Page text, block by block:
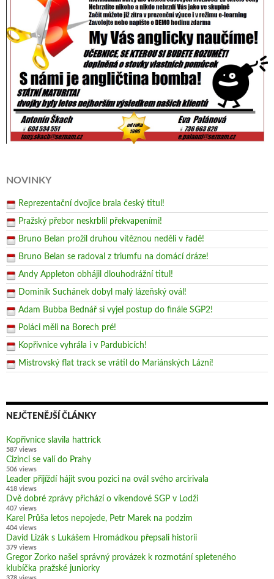
NOVINKY
Reprezentační dvojice brala český titul!
Pražský přebor neskrblil překvapeními!
Bruno Belan prožil druhou vítěznou neděli v řadě!
Bruno Belan se radoval z triumfu na domácí dráze!
Andy Appleton obhájil dlouhodrážní titul!
Dominik Suchánek dobyl malý lázeňský ovál!
Adam Bubba Bednář si vyjel postup do finále SGP2!
Poláci měli na Borech pré!
Kopřivnice vyhrála i v Pardubicích!
Mistrovský flat track se vrátil do Mariánských Lázní!
NEJČTENĚJŠÍ ČLÁNKY
Kopřivnice slavila hattrick
587 views
Cizinci se valí do Prahy
506 views
Leader přijíždí hájit svou pozici na ovál svého arcirivala
418 views
Dvě dobré zprávy přichází o víkendové SGP v Lodži
407 views
Karel Průša letos nepojede, Petr Marek na podzim
404 views
David Lizák s Lukášem Hromádkou přepsali historii
379 views
Gregor Zorko našel správný provázek k rozmotání spleteného
klubíčka pražské juniorky